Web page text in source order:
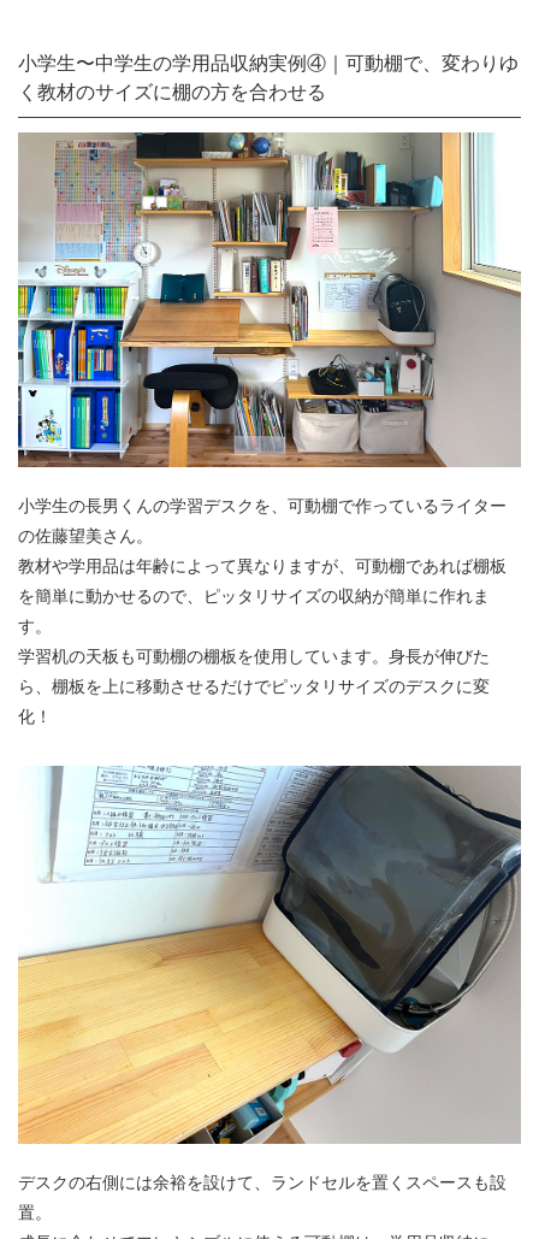
小学生〜中学生の学用品収納実例④｜可動棚で、変わりゆ
く教材のサイズに棚の方を合わせる
小学生の長男くんの学習デスクを、可動棚で作っているライター
の佐藤望美さん。
教材や学用品は年齢によって異なりますが、可動棚であれば棚板
を簡単に動かせるので、ピッタリサイズの収納が簡単に作れま
す。
学習机の天板も可動棚の棚板を使用しています。身長が伸びた
ら、棚板を上に移動させるだけでピッタリサイズのデスクに変
化！
デスクの右側には余裕を設けて、ランドセルを置くスペースも設
置。